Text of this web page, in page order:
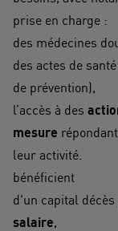
prise en charge :
des médecines
des actes de
de prévention),
l’accès à des
mesure
leur activité.
bénéficient
d'un capital
salaire,